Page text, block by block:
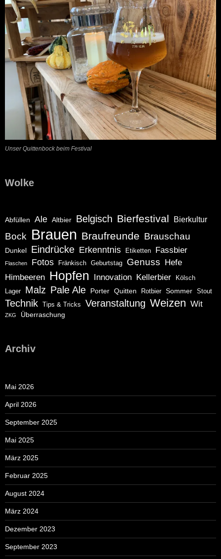
Unser Quittenbock beim Festival
Wolke
Abfüllen Ale Altbier Belgisch Bierfestival Bierkultur
Bock Brauen Braufreunde Brauschau
Dunkel Eindrücke Erkenntnis Etiketten Fassbier
Flaschen Fotos Fränkisch Geburtstag Genuss Hefe
Himbeeren Hopfen Innovation Kellerbier
Kölsch
Lager
Malz Pale Ale Porter Quitten Rotbier Sommer Stout
Technik Tips & Tricks Veranstaltung Weizen Wit
ZKG Überraschung
Archiv
Mai 2026
April 2026
September 2025
Mai 2025
März 2025
Februar 2025
August 2024
März 2024
Dezember 2023
September 2023